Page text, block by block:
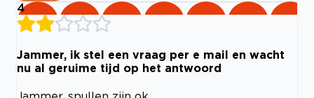
4
Jammer, ik stel een vraag per e mail en wacht
nu al geruime tijd op het antwoord